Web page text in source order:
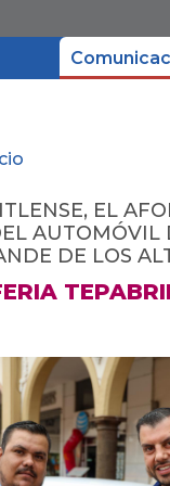
Directorio
y
Micrositios
EL
AUTOMÓVIL
DE LOS